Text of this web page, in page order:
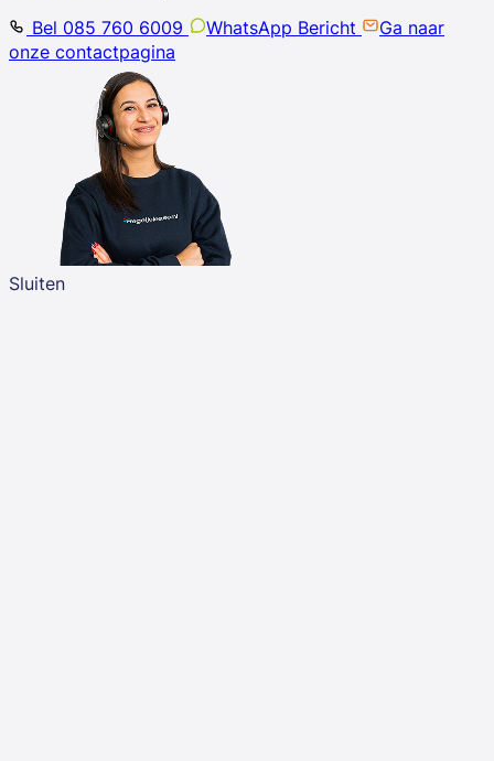
Bel 085 760 6009
WhatsApp Bericht
Ga naar
onze contactpagina
Sluiten